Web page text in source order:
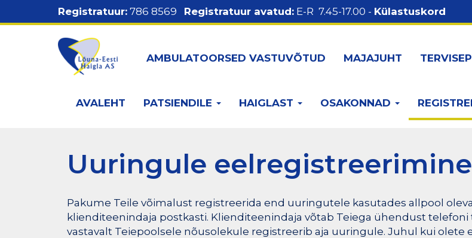
edasi
Registratuur: 786 8569 Registratuur avatud: E-R 7.45-17.00 - Külastuskord
Ülemine
menüü
AMBULATOORSED VASTUVÕTUD MAJAJUHT
AVALEHT PATSIENDILE HAIGLAST OSAKONNAD
Uuringule eelregistreerimine
Pakume Teile võimalust registreerida end uuringutele kasutades allpool
klienditeenindaja postkasti. Klienditeenindaja võtab Teiega ühendust telefoni
vastavalt Teiepoolsele nõusolekule registreerib aja uuringule. Juhul kui olete